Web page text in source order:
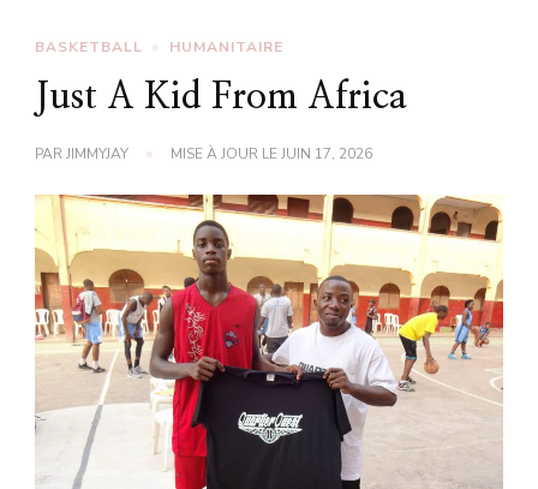
BASKETBALL HUMANITAIRE
Just A Kid From Africa
PARJIMMYJAY MISE À JOUR LEJUIN 17, 2026